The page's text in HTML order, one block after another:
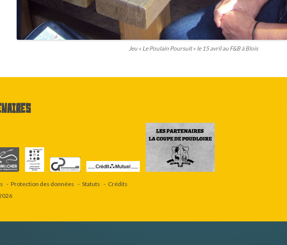
Jeu « Le Poulain Poursuit » le 15 avril au F&B à Blois
Protection des données Statuts
Crédits